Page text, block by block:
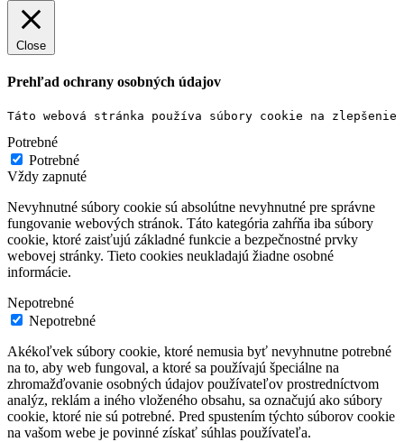
Close
Prehľad ochrany osobných údajov
Táto webová stránka používa súbory cookie na
Potrebné
Potrebné
Vždy zapnuté
Nevyhnutné súbory cookie sú absolútne nevyhnutné pre správne
fungovanie webových stránok. Táto kategória zahŕňa iba súbory
cookie, ktoré zaisťujú základné funkcie a bezpečnostné prvky
webovej stránky. Tieto cookies neukladajú žiadne osobné
informácie.
Nepotrebné
Nepotrebné
Akékoľvek súbory cookie, ktoré nemusia byť nevyhnutne potrebné
na to, aby web fungoval, a ktoré sa používajú špeciálne na
zhromažďovanie osobných údajov používateľov prostredníctvom
analýz, reklám a iného vloženého obsahu, sa označujú ako súbory
cookie, ktoré nie sú potrebné. Pred spustením týchto súborov cookie
na vašom webe je povinné získať súhlas používateľa.